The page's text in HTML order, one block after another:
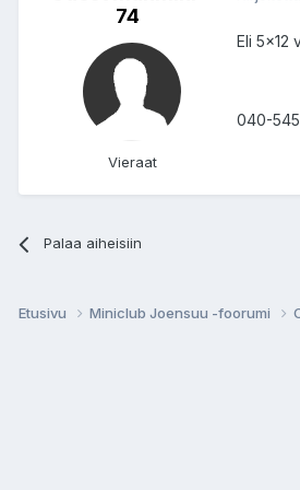
74
Vieraat
Eli 5x12
040-
Palaa aiheisiin
Etusivu Miniclub Joensuu -foorumi